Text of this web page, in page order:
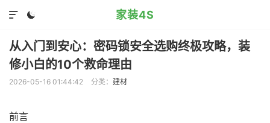
家装4S


从入门到安心：密码锁安全选购终极攻略，装
修小白的10个救命理由
2026-05-16 01:44:42 分类： 建材
前言